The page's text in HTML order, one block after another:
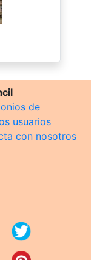
de
usuarios
con nosotros